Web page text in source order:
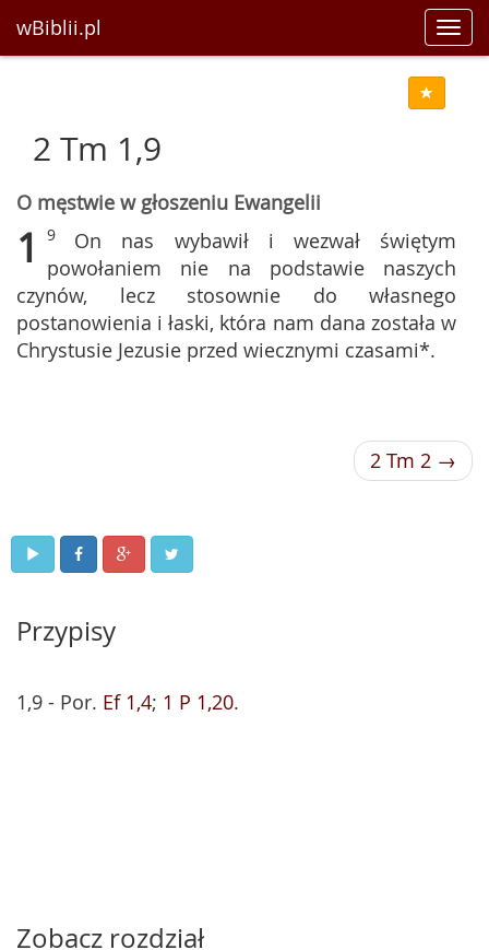
wBiblii.pl
2 Tm 1,9
O męstwie w głoszeniu Ewangelii
1 9 On nas wybawił i wezwał świętym
powołaniem nie na podstawie naszych
czynów, lecz stosownie do własnego
postanowienia i łaski, która nam dana została w
Chrystusie Jezusie przed wiecznymi czasami*.
2 Tm 2 →
Przypisy
1,9 - Por. Ef 1,4; 1 P 1,20.
Zobacz rozdział